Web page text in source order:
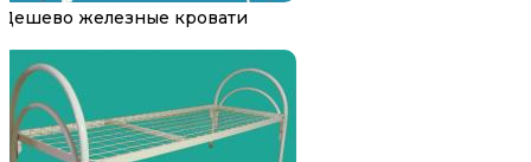
Дешево железные кровати